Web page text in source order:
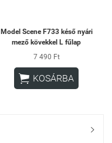
Model Scene F733 késő nyári
mező kövekkel L fűlap
7 490 Ft
 KOSÁRBA
